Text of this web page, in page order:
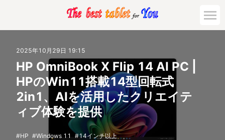
活用対策と事例
主要機種の比較
ゲーミング
2025年10月29日 19:15
HP OmniBook X Flip 14 AI PC |
HPのWin11搭載14型回転式
2in1、AIを活用したクリエイテ
ィブ体験を提供
HP Windows 11 14インチ以上